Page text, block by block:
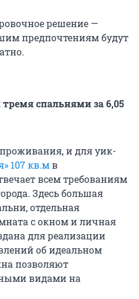
решение —
предпочтениям будут
спальнями за 6,05
и для уик-
107 кв.мв
всем требованиям
Здесь большая
отдельная
с окном и личная
для реализации
об идеальном
позволяют
видами на